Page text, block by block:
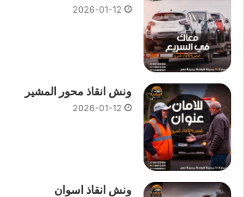
2026-01-12
ونش انقاذ محور المشير
2026-01-12
ونش انقاذ اسوان